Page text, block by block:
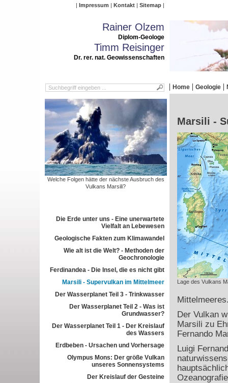
Impressum Kontakt Sitemap
Rainer Olzem
Diplom-Geologe
Timm Reisinger
Dr. rer. nat. Geowissenschaften
Home Geologie
Welche Folgen hätte der nächste Ausbruch des
Vulkans Marsili?
Die Erde unter uns - Eine unerwartete
Vielfalt an Lebewesen
Geologische Fakten zum Klimawandel
Wie alt ist die Welt? - Methoden der
Geochronologie
Ferdinandea - Die Insel, die es nicht gibt
Marsili - Supervulkan im Mittelmeer
Der Wasserplanet Teil 3 - Trinkwasser
Der Wasserplanet Teil 2 - Was ist
Grundwasser?
Der Wasserplanet Teil 1 - Der Kreislauf
des Wassers
Erdbeben - Ursachen und Vorhersage
Olympus Mons: Der größe Vulkan
unseres Sonnensystems
Der Kreislauf der Gesteine
Marsili -
Lage des Vulkans
Der Vulkan
Marsili zu
Fernando
Luigi